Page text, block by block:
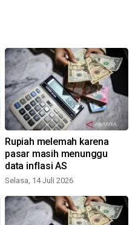
Rupiah melemah karena
pasar masih menunggu
data inflasi AS
Selasa, 14 Juli 2026